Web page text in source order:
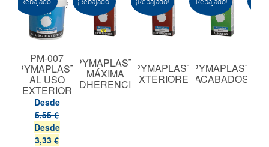
PM-007
PYMAPLAST
AL USO
EXTERIOR
Desde
5,55 €
Desde
3,33 €
PYMAPLAST
MÁXIMA
ADHERENCIA
PYMAPLAST
EXTERIORES
PYMAPLAST
ACABADOS